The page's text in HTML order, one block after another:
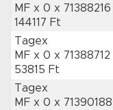
MF x 0 x 71388216
144117 Ft
Tagex
MF x 0 x 71388712
53815 Ft
Tagex
MF x 0 x 71390188